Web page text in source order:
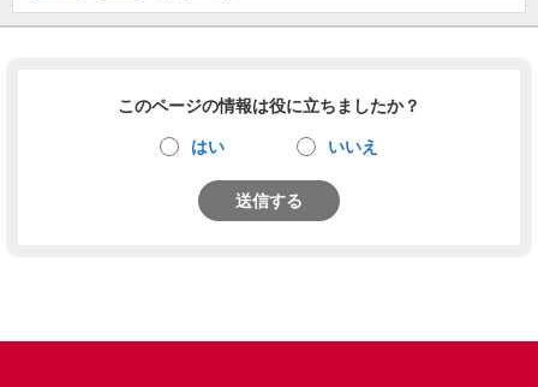
このページの情報は役に立ちましたか？
はい いいえ
送信する